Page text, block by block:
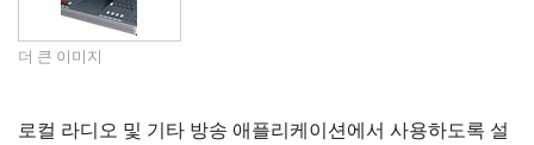
더 큰 이미지
로컬 라디오 및 기타 방송 애플리케이션에서 사용하도록 설